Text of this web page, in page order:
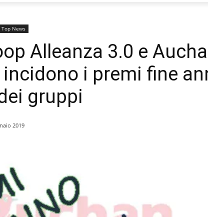
Top News
Alleanza 3.0 e
i premi fine
gruppi
2019